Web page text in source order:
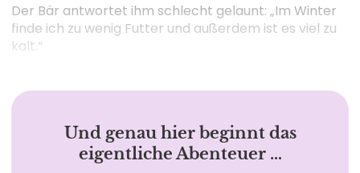
Der Bär antwortet ihm schlecht gelaunt: „Im Winter
finde ich zu wenig Futter und außerdem ist es viel zu
kalt.“
Und genau hier beginnt das
eigentliche Abenteuer …